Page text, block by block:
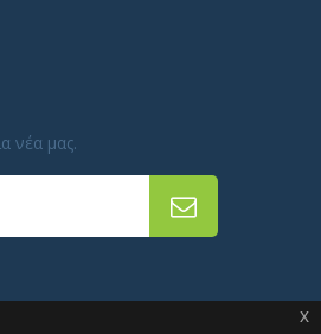
νέα μας.
x